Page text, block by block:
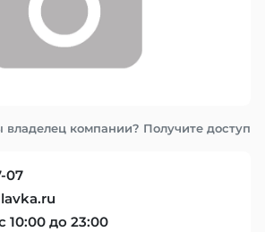
владелец компании? Получите доступ
07
10:00 до 23:00